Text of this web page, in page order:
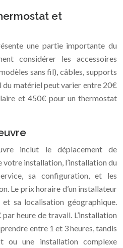
et
une partie importante du
considérer les accessoires
sans fil), câbles, supports
matériel peut varier entre 20€
et 450€ pour un thermostat
inclut le déplacement de
votre installation, l’installation du
sa configuration, et les
Le prix horaire d’un installateur
sa localisation géographique.
heure de travail. L’installation
entre 1 et 3 heures, tandis
ou une installation complexe